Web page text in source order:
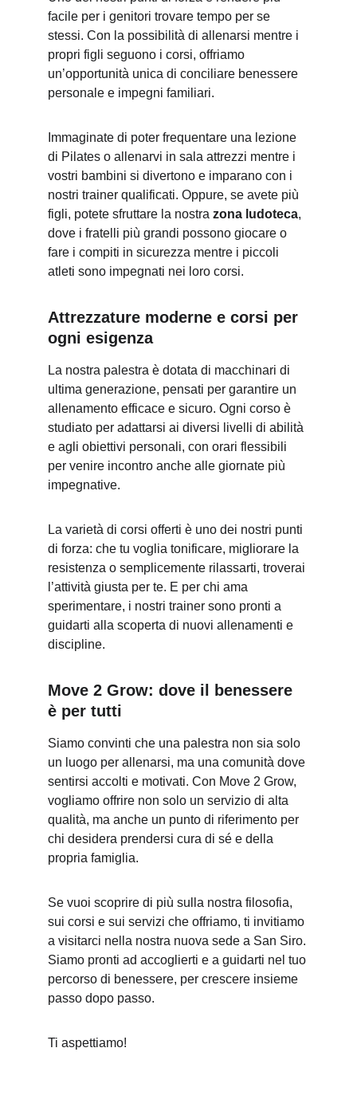
facile per i genitori trovare tempo per se
stessi. Con la possibilità di allenarsi mentre i
propri figli seguono i corsi, offriamo
un’opportunità unica di conciliare benessere
personale e impegni familiari.
Immaginate di poter frequentare una lezione
di Pilates o allenarvi in sala attrezzi mentre i
vostri bambini si divertono e imparano con i
nostri trainer qualificati. Oppure, se avete più
figli, potete sfruttare la nostra zona ludoteca,
dove i fratelli più grandi possono giocare o
fare i compiti in sicurezza mentre i piccoli
atleti sono impegnati nei loro corsi.
Attrezzature moderne e corsi per
ogni esigenza
La nostra palestra è dotata di macchinari di
ultima generazione, pensati per garantire un
allenamento efficace e sicuro. Ogni corso è
studiato per adattarsi ai diversi livelli di abilità
e agli obiettivi personali, con orari flessibili
per venire incontro anche alle giornate più
impegnative.
La varietà di corsi offerti è uno dei nostri punti
di forza: che tu voglia tonificare, migliorare la
resistenza o semplicemente rilassarti, troverai
l’attività giusta per te. E per chi ama
sperimentare, i nostri trainer sono pronti a
guidarti alla scoperta di nuovi allenamenti e
discipline.
Move 2 Grow: dove il benessere
è per tutti
Siamo convinti che una palestra non sia solo
un luogo per allenarsi, ma una comunità dove
sentirsi accolti e motivati. Con Move 2 Grow,
vogliamo offrire non solo un servizio di alta
qualità, ma anche un punto di riferimento per
chi desidera prendersi cura di sé e della
propria famiglia.
Se vuoi scoprire di più sulla nostra filosofia,
sui corsi e sui servizi che offriamo, ti invitiamo
a visitarci nella nostra nuova sede a San Siro.
Siamo pronti ad accoglierti e a guidarti nel tuo
percorso di benessere, per crescere insieme
passo dopo passo.
Ti aspettiamo!